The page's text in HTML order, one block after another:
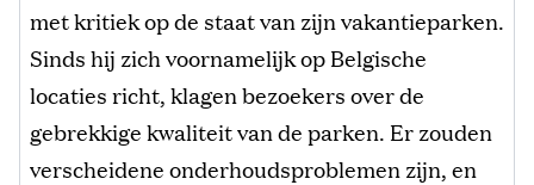
met kritiek op de staat van zijn vakantieparken.
Sinds hij zich voornamelijk op Belgische
locaties richt, klagen bezoekers over de
gebrekkige kwaliteit van de parken. Er zouden
verscheidene onderhoudsproblemen zijn, en